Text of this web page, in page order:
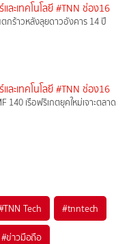
ละเทคโนโลยี #TNN ช่อง16
กร้าวหลังลุยดาวอังคาร 14 ปี
ละเทคโนโลยี #TNN ช่อง16
140 เรือฟริเกตยุคใหม่เจาะตลาด
TNN Tech #tnntech
#ข่าวมือถือ